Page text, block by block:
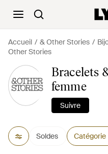
Accueil & Other Stories
Other Stories
Bracelets
femme
Suivre
Soldes Catégorie